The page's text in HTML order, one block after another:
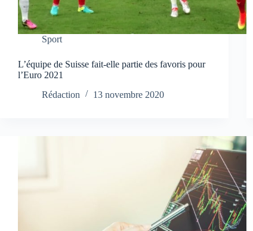
Sport
L’équipe de Suisse fait-elle partie des favoris pour
l’Euro 2021
Rédaction
13 novembre 2020